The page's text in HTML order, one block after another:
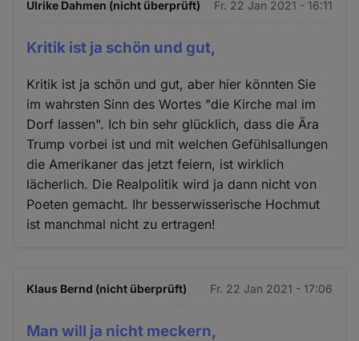
Ulrike Dahmen (nicht überprüft) Fr. 22 Jan 2021 - 16:11
Kritik ist ja schön und gut,
Kritik ist ja schön und gut, aber hier könnten Sie
im wahrsten Sinn des Wortes "die Kirche mal im
Dorf lassen". Ich bin sehr glücklich, dass die Ära
Trump vorbei ist und mit welchen Gefühlsallungen
die Amerikaner das jetzt feiern, ist wirklich
lächerlich. Die Realpolitik wird ja dann nicht von
Poeten gemacht. Ihr besserwisserische Hochmut
ist manchmal nicht zu ertragen!
Klaus Bernd (nicht überprüft) Fr. 22 Jan 2021 - 17:06
Man will ja nicht meckern,